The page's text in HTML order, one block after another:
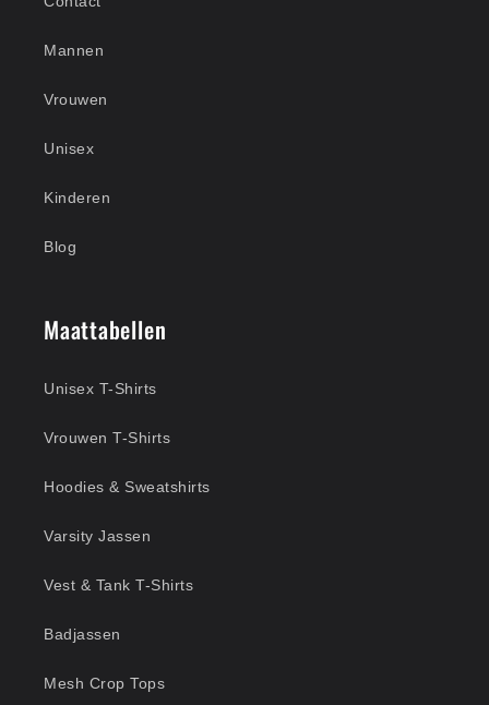
Mannen
Vrouwen
Unisex
Kinderen
Blog
Maattabellen
Unisex T-Shirts
Vrouwen T-Shirts
Hoodies & Sweatshirts
Varsity Jassen
Vest & Tank T-Shirts
Badjassen
Mesh Crop Tops